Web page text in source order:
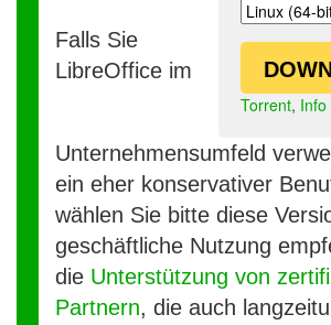
Torrent, Info
Falls Sie
LibreOffice im
Unternehmensumfeld
ein eher konservativer
wählen Sie bitte diese
geschäftliche Nutzung
die Unterstützung von
Partnern, die auch